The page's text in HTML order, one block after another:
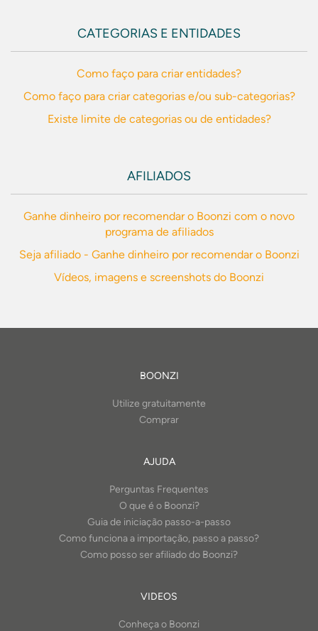
CATEGORIAS E ENTIDADES
Como faço para criar entidades?
Como faço para criar categorias e/ou sub-categorias?
Existe limite de categorias ou de entidades?
AFILIADOS
Ganhe dinheiro por recomendar o Boonzi com o novo
programa de afiliados
Seja afiliado - Ganhe dinheiro por recomendar o Boonzi
Vídeos, imagens e screenshots do Boonzi
BOONZI
Utilize gratuitamente
Comprar
AJUDA
Perguntas Frequentes
O que é o Boonzi?
Guia de iniciação passo-a-passo
Como funciona a importação, passo a passo?
Como posso ser afiliado do Boonzi?
VIDEOS
Conheça o Boonzi